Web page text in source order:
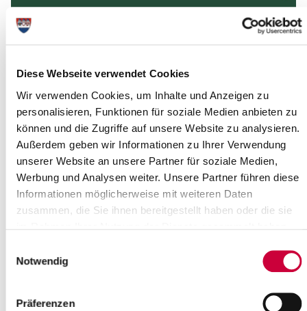
Diese Webseite verwendet Cookies
Wir verwenden Cookies, um Inhalte und Anzeigen zu
personalisieren, Funktionen für soziale Medien anbieten zu
können und die Zugriffe auf unsere Website zu analysieren.
Außerdem geben wir Informationen zu Ihrer Verwendung
unserer Website an unsere Partner für soziale Medien,
Werbung und Analysen weiter. Unsere Partner führen diese
Informationen möglicherweise mit weiteren Daten
zusammen, die Sie ihnen bereitgestellt haben oder die sie
Notwendig
Präferenzen